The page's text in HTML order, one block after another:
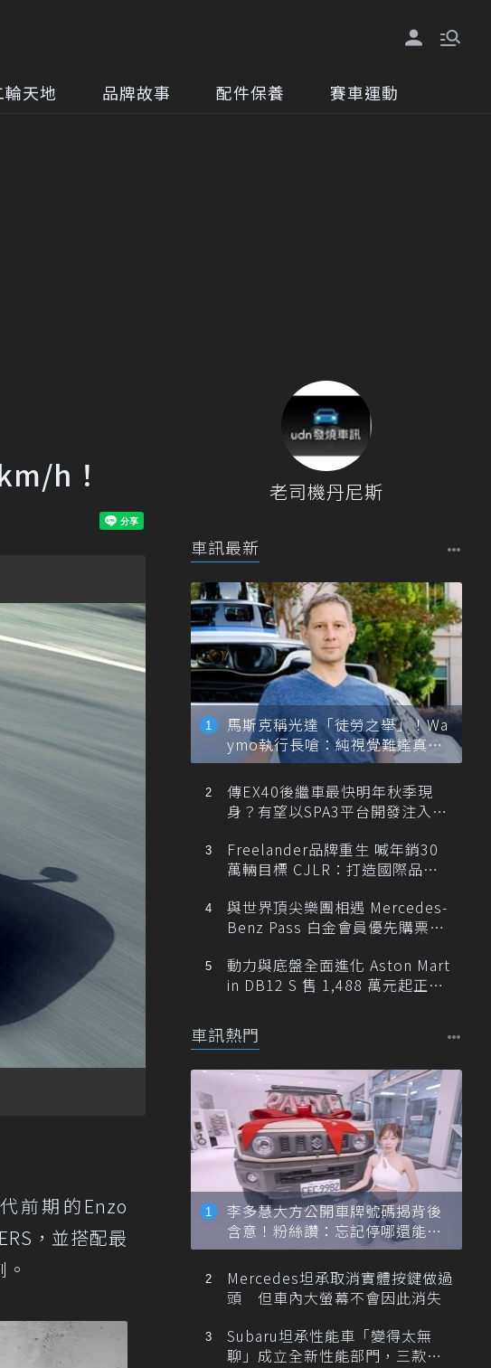
輪天地 品牌故事 配件保養 賽車運動
h！
前期的Enzo
，並搭配最
老司機丹尼斯
車訊最新
馬斯克稱光達「徒勞之舉」！Wa
ymo執行長嗆：純視覺難達真正
自動駕駛
傳EX40後繼車最快明年秋季現
身？有望以SPA3平台開發注入80
Freelander品牌重生 喊年銷30
萬輛目標 CJLR：打造國際品牌
與世界頂尖樂團相遇 Mercedes-
Benz Pass 白金會員優先購票維
動力與底盤全面進化 Aston Mart
in DB12 S 售 1,488 萬元起正式
車訊熱門
李多慧大方公開車牌號碼揭背後
含意！粉絲讚：忘記停哪還能幫
忙找車
Mercedes坦承取消實體按鍵做過
頭 但車內大螢幕不會因此消失
Subaru坦承性能車「變得太無
聊」成立全新性能部門，三款手